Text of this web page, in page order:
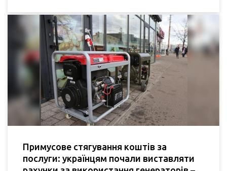
Примусове стягування коштів за
послуги: українцям почали виставляти